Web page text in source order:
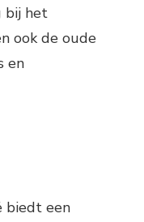
bij het
ook de oude
en
biedt een